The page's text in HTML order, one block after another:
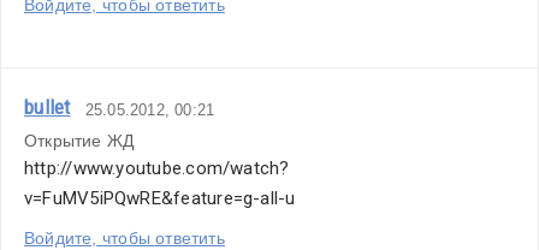
Войдите, чтобы ответить
bullet 25.05.2012, 00:21
Открытие ЖД
http://www.youtube.com/watch?
v=FuMV5iPQwRE&feature=g-all-u
Войдите, чтобы ответить